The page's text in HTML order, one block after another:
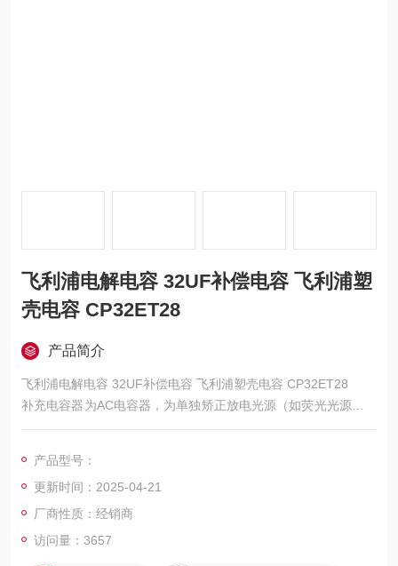
飞利浦电解电容 32UF补偿电容 飞利浦塑
壳电容 CP32ET28
产品简介
飞利浦电解电容 32UF补偿电容 飞利浦塑壳电容 CP32ET28
补充电容器为AC电容器，为单独矫正放电光源（如荧光光源、卤
素和陶瓷金卤灯、
计。
产品型号：
更新时间：2025-04-21
厂商性质：经销商
访问量：3657